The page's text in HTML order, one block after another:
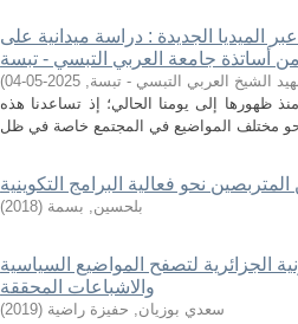
الميديا الجديدة : دراسة ميدانية على
أساتذة جامعة العربي التبسي - تبسة
الشيخ العربي التبسي - تبسة,
2025-05-04
)
ظهورها إلى يومنا الحالي؛ إذ تساعدنا هذه
المتربصين نحو فعالية البرامج التكوينية
بلحسين, بسمة (
2018
)
الجزائرية لتصفح المواضيع السياسية
والاشباعات المحققة
سعدي بوزيان, حفيزة راضية (
2019
)